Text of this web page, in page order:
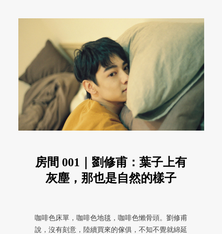
房間 001｜劉修甫：葉子上有
灰塵，那也是自然的樣子
咖啡色床單，咖啡色地毯，咖啡色懶骨頭。劉修甫
說，沒有刻意，陸續買來的傢俱，不知不覺就綿延